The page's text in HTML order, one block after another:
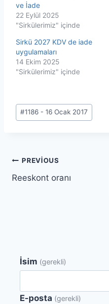
ve İade
22 Eylül 2025
"Sirkülerimiz" içinde
Sirkü 2027 KDV de iade
uygulamaları
14 Ekim 2025
"Sirkülerimiz" içinde
Post
Tags:
#1186 - 16 Ocak 2017
Yazı
gezinmesi
PREVIOUS
Reeskont oranı
İsim (gerekli)
E-posta (gerekli)